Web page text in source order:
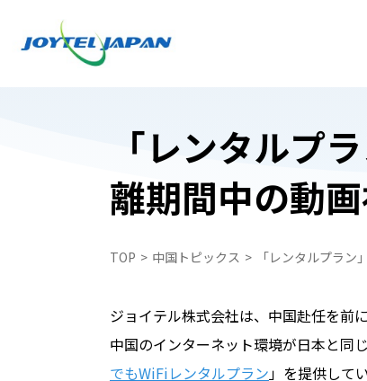
日本でお受け取り
WiFiレンタルプラン受取・返却
中国スマートフォンレンタル・中国
中国携帯電話番号SIM
日本でお受け取り
中国携帯電話番号SIM
ペイ
自動見積フォーム
「レンタルプ
離期間中の動
TOP 中国トピックス 「レンタルプラ
ジョイテル株式会社は、中国赴任を前
中国のインターネット環境が日本と同
でもWiFiレンタルプラン」を提供してい